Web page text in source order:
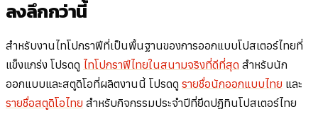
ลงลึกกว่านี้
สำหรับงานไทโปกราฟีที่เป็นพื้นฐานของการออกแบบโปสเตอร์ไทยที่
แข็งแกร่ง โปรดดู ไทโปกราฟีไทยในสนามจริงที่ดีที่สุด สำหรับนัก
ออกแบบและสตูดิโอที่ผลิตงานนี้ โปรดดู รายชื่อนักออกแบบไทย และ
รายชื่อสตูดิโอไทย สำหรับกิจกรรมประจำปีที่ยึดปฏิทินโปสเตอร์ไทย